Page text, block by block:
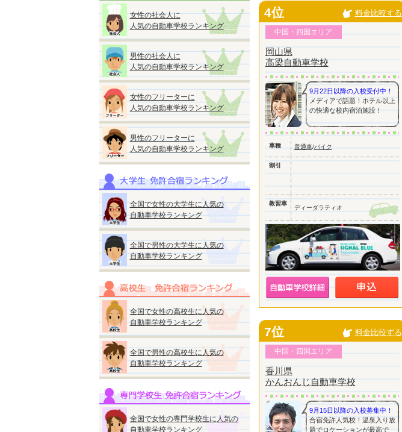
女性の社会人に
人気の自動車学校ランキング
男性の社会人に
人気の自動車学校ランキング
女性のフリーターに
人気の自動車学校ランキング
男性のフリーターに
人気の自動車学校ランキング
全国で女性の大学生に人気の
自動車学校ランキング
全国で男性の大学生に人気の
自動車学校ランキング
全国で女性の高校生に人気の
自動車学校ランキング
全国で男性の高校生に人気の
自動車学校ランキング
全国で女性の専門学校生に人気の
自動車学校ランキング
4位 料金比較する
中国・四国エリア
岡山県
高梁自動車学校
9月22日以降の入校受付中！
メディアで話題！ホテル以上
の快適な校内宿泊施設！
車種 普通車/バイク
割引
教習車
ディーダラティオ
7位 料金比較する
中国・四国エリア
香川県
かんおんじ自動車学校
9月15日以降の入校募集中！
合宿免許人気校！温泉入り放
題でロケーションが最高で